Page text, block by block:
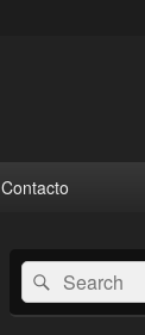
Contacto
El
área
de
widget
Buscar
por:
Buscar